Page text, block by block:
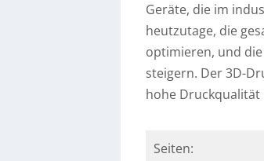
Geräte, die im
heutzutage, die
optimieren, und
steigern. Der 3D-
hohe
Seiten: